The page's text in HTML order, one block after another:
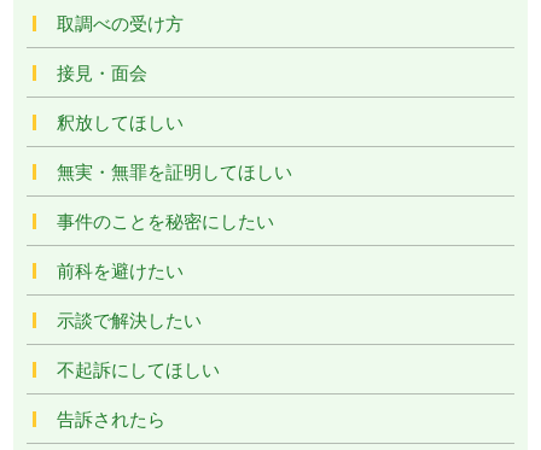
取調べの受け方
接見・面会
釈放してほしい
無実・無罪を証明してほしい
事件のことを秘密にしたい
前科を避けたい
示談で解決したい
不起訴にしてほしい
告訴されたら